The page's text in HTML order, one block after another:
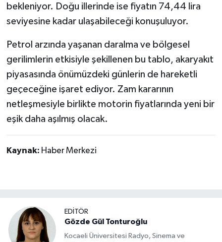
bekleniyor. Doğu illerinde ise fiyatın 74,44 lira
seviyesine kadar ulaşabileceği konuşuluyor.
Petrol arzında yaşanan daralma ve bölgesel
gerilimlerin etkisiyle şekillenen bu tablo, akaryakıt
piyasasında önümüzdeki günlerin de hareketli
geçeceğine işaret ediyor. Zam kararının
netleşmesiyle birlikte motorin fiyatlarında yeni bir
eşik daha aşılmış olacak.
Kaynak: Haber Merkezi
EDİTÖR
Gözde Gül Tonturoğlu
Kocaeli Üniversitesi Radyo, Sinema ve